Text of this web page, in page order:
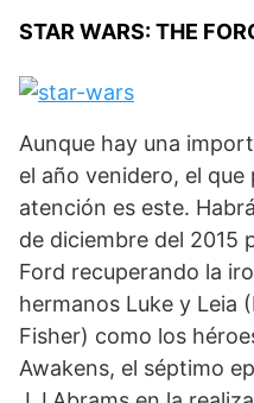
STAR WARS: THE
Aunque hay una
el año venidero, el
atención es este.
de diciembre del 2015
Ford recuperando la
hermanos Luke y Leia
Fisher) como los
Awakens, el séptimo